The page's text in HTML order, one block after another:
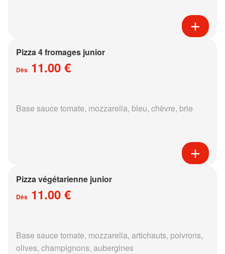
Pizza 4 fromages junior
Dès 11.00 €
Base sauce tomate, mozzarella, bleu, chèvre, brie
Pizza végétarienne junior
Dès 11.00 €
Base sauce tomate, mozzarella, artichauts, poivrons,
olives, champignons, aubergines